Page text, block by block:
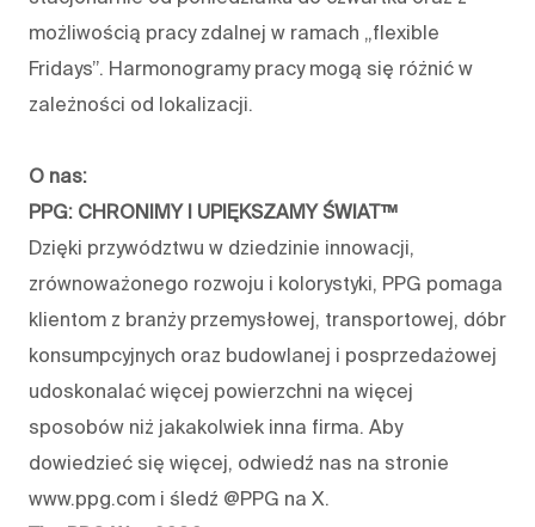
możliwością pracy zdalnej w ramach „flexible
Fridays”. Harmonogramy pracy mogą się różnić w
zależności od lokalizacji.
O nas:
PPG: CHRONIMY I UPIĘKSZAMY ŚWIAT™
Dzięki przywództwu w dziedzinie innowacji,
zrównoważonego rozwoju i kolorystyki, PPG pomaga
klientom z branży przemysłowej, transportowej, dóbr
konsumpcyjnych oraz budowlanej i posprzedażowej
udoskonalać więcej powierzchni na więcej
sposobów niż jakakolwiek inna firma. Aby
dowiedzieć się więcej, odwiedź nas na stronie
www.ppg.com i śledź @PPG na X.